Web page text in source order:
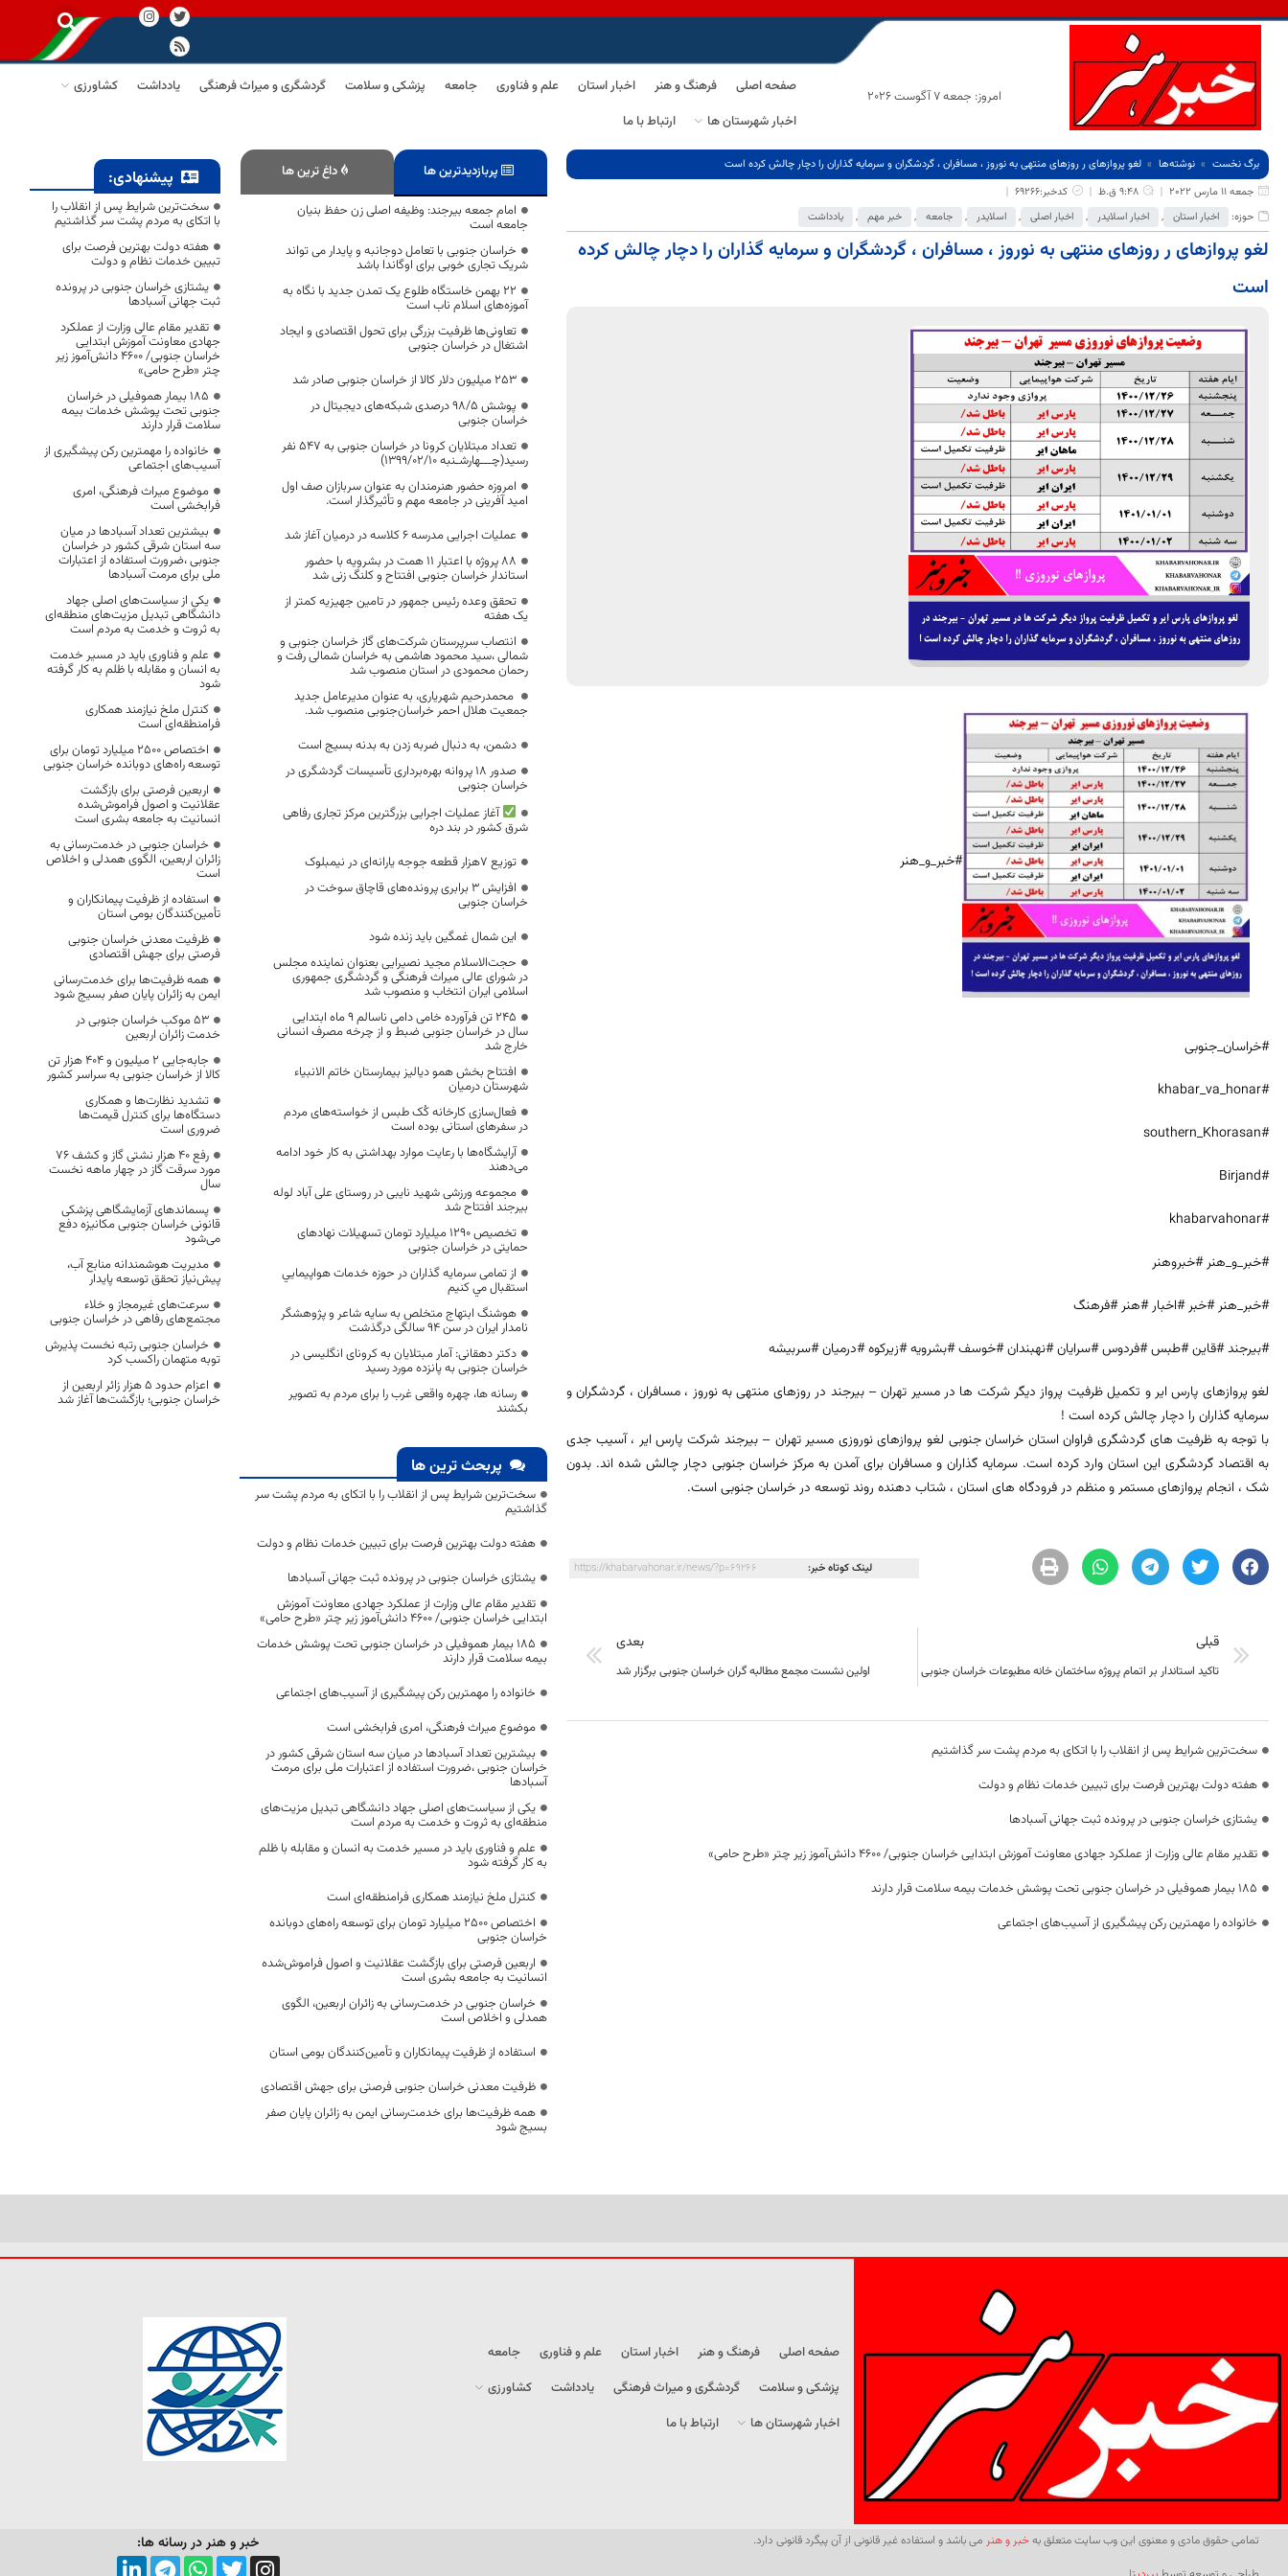
امروز: جمعه 7 آگوست 2026
صفحه اصلی فرهنگ و هنر اخبار استان علم و فناوری جامعه پزشکی و سلامت گردشگری و میراث فرهنگی یادداشت
کشاورزی
اخبار شهرستان ها
ارتباط با ما
برگ نخست نوشته‌ها
لغو پروازهای ر روزهای منتهی به نوروز ، مسافران ، گردشگران و سرمایه گذاران را دچار چالش کرده است
جمعه 11 مارس 2022
9:48 ق.ظ
کدخبر:69266
حوزه:
اخبار استان , اخبار اسلایدر , اخبار اصلی , اسلایدر , جامعه , خبر مهم , یادداشت
لغو پروازهای ر روزهای منتهی به نوروز ، مسافران ، گردشگران و سرمایه گذاران را دچار چالش کرده
است
#خبر_و_هنر
#خراسان_جنوبی
#khabar_va_honar
#southern_Khorasan
#Birjand
#khabarvahonar
#خبر_و_هنر #خبروهنر
#خبر_هنر #خبر #اخبار #هنر #فرهنگ
#بیرجند #قاین #طبس #فردوس #سرایان #نهبندان #خوسف #بشرویه #زیرکوه #درمیان #سربیشه
لغو پروازهای پارس ایر و تکمیل ظرفیت پرواز دیگر شرکت ها در مسیر تهران – بیرجند در روزهای منتهی به نوروز ، مسافران ، گردشگران و
سرمایه گذاران را دچار چالش کرده است !
با توجه به ظرفیت های گردشگری فراوان استان خراسان جنوبی لغو پروازهای نوروزی مسیر تهران – بیرجند شرکت پارس ایر ، آسیب جدی
به اقتصاد گردشگری این استان وارد کرده است. سرمایه گذاران و مسافران برای آمدن به مرکز خراسان جنوبی دچار چالش شده اند. بدون
شک ، انجام پروازهای مستمر و منظم در فرودگاه های استان ، شتاب دهنده روند توسعه در خراسان جنوبی است.
لینک کوتاه خبر: https://khabarvahonar.ir/news/?p=69266
قبلی
تاکید استاندار بر اتمام پروژه ساختمان خانه مطبوعات خراسان جنوبی
بعدی
اولین نشست مجمع مطالبه گران خراسان جنوبی برگزار شد
سخت‌ترین شرایط پس از انقلاب را با اتکای به مردم پشت سر گذاشتیم
هفته دولت بهترین فرصت برای تبیین خدمات نظام و دولت
یشتازی خراسان جنوبی در پرونده ثبت جهانی آسبادها
تقدیر مقام عالی وزارت از عملکرد جهادی معاونت آموزش ابتدایی خراسان جنوبی/ ۴۶۰۰ دانش‌آموز زیر چتر «طرح حامی»
۱۸۵ بیمار هموفیلی در خراسان جنوبی تحت پوشش خدمات بیمه سلامت قرار دارند
خانواده را مهمترین رکن پیشگیری از آسیب‌های اجتماعی
پربازدیدترین ها داغ ترین ها
امام جمعه بیرجند: وظیفه اصلی زن حفظ بنیان
جامعه است
خراسان جنوبی با تعامل دوجانبه و پایدار می تواند
شریک تجاری خوبی برای اوگاندا باشد
۲۲ بهمن خاستگاه طلوع یک تمدن جدید با نگاه به
آموزه‌های اسلام ناب است
تعاونی‌ها ظرفیت بزرگی برای تحول اقتصادی و ایجاد
اشتغال در خراسان جنوبی
۲۵۳ میلیون دلار کالا از خراسان جنوبی صادر شد
پوشش ۹۸/۵ درصدی شبکه‌های دیجیتال در
خراسان جنوبی
تعداد مبتلایان کرونا در خراسان جنوبی به 547 نفر
رسید(چـــهارشـنبه 1399/02/10)
امروزه حضور هنرمندان به عنوان سربازان صف اول
امید آفرینی در جامعه مهم و تأثیرگذار است.
عملیات اجرایی مدرسه 6 کلاسه در درمیان آغاز شد
88 پروژه با اعتبار 11 همت در بشرویه با حضور
استاندار خراسان جنوبی افتتاح و کلنگ زنی شد
تحقق وعده رئیس جمهور در تامین جهیزیه کمتر از
یک هفته
انتصاب سرپرستان شرکت‌های گاز خراسان جنوبی و
شمالی ،سید محمود هاشمی به خراسان شمالی رفت و
رحمان محمودی در استان منصوب شد
محمدرحیم شهریاری، به عنوان مدیرعامل جدید
جمعیت هلال احمر خراسان‌جنوبی منصوب شد.
دشمن، به دنبال ضربه زدن به بدنه بسیج است
صدور ۱۸ پروانه بهره‌برداری تأسیسات گردشگری در
خراسان جنوبی
آغاز عملیات اجرایی بزرگترین مرکز تجاری رفاهی
شرق کشور در بند دره
توزیع ۷هزار قطعه جوجه یارانه‌ای در نیمبلوک
افزایش ۳ برابری پرونده‌های قاچاق سوخت در
خراسان جنوبی
این شمال غمگین باید زنده شود
حجت‌الاسلام مجید نصیرایی بعنوان نماینده مجلس
در شورای عالی میراث فرهنگی و گردشگری جمهوری
اسلامی ایران انتخاب و منصوب شد
۲۴۵ تن فرآورده خامی دامی ناسالم ۹ ماه ابتدایی
سال در خراسان جنوبی ضبط و از چرخه مصرف انسانی
خارج شد
افتتاح بخش همو دیالیز بیمارستان خاتم الانبیاء
شهرستان درمیان
فعال‌سازی کارخانه کُک‌ طبس از خواسته‌های مردم
در سفرهای استانی بوده است
آرایشگاه‌ها با رعایت موارد بهداشتی به کار خود ادامه
می‌دهند
مجموعه ورزشی شهید نایبی در روستای علی آباد لوله
بیرجند افتتاح شد
تخصیص ۱۲۹۰ میلیارد تومان تسهیلات نهادهای
حمایتی در خراسان جنوبی
از تمامی سرمایه گذاران در حوزه خدمات هواپیمايي
استقبال مي کنيم
هوشنگ ابتهاج متخلص به سایه شاعر و پژوهشگر
نامدار ایران در سن ۹۴ سالگی درگذشت
دکتر دهقانی: آمار مبتلایان به کرونای انگلیسی در
خراسان جنوبی به پانزده مورد رسید
رسانه ها، چهره واقعی غرب را برای مردم به تصویر
بکشند
پربحث ترین ها
سخت‌ترین شرایط پس از انقلاب را با اتکای به مردم پشت سر
گذاشتیم
هفته دولت بهترین فرصت برای تبیین خدمات نظام و دولت
یشتازی خراسان جنوبی در پرونده ثبت جهانی آسبادها
تقدیر مقام عالی وزارت از عملکرد جهادی معاونت آموزش
ابتدایی خراسان جنوبی/ ۴۶۰۰ دانش‌آموز زیر چتر «طرح حامی»
۱۸۵ بیمار هموفیلی در خراسان جنوبی تحت پوشش خدمات
بیمه سلامت قرار دارند
خانواده را مهمترین رکن پیشگیری از آسیب‌های اجتماعی
موضوع میراث فرهنگی، امری فرابخشی است
بیشترین تعداد آسبادها در میان سه استان شرقی کشور در
خراسان جنوبی ،ضرورت استفاده از اعتبارات ملی برای مرمت
آسبادها
یکی از سیاست‌های اصلی جهاد دانشگاهی تبدیل مزیت‌های
منطقه‌ای به ثروت و خدمت به مردم است
علم و فناوری باید در مسیر خدمت به انسان و مقابله با ظلم
به کار گرفته شود
کنترل ملخ نیازمند همکاری فرامنطقه‌ای است
اختصاص 2500 میلیارد تومان برای توسعه راه‌های دوبانده
خراسان جنوبی
اربعین فرصتی برای بازگشت عقلانیت و اصول فراموش‌شده
انسانیت به جامعه بشری است
خراسان جنوبی در خدمت‌رسانی به زائران اربعین، الگوی
همدلی و اخلاص است
استفاده از ظرفیت پیمانکاران و تأمین‌کنندگان بومی استان
ظرفیت معدنی خراسان جنوبی فرصتی برای جهش اقتصادی
همه ظرفیت‌ها برای خدمت‌رسانی ایمن به زائران پایان صفر
بسیج شود
پیشنهادی:
سخت‌ترین شرایط پس از انقلاب را
با اتکای به مردم پشت سر گذاشتیم
هفته دولت بهترین فرصت برای
تبیین خدمات نظام و دولت
یشتازی خراسان جنوبی در پرونده
ثبت جهانی آسبادها
تقدیر مقام عالی وزارت از عملکرد
جهادی معاونت آموزش ابتدایی
خراسان جنوبی/ ۴۶۰۰ دانش‌آموز زیر
چتر «طرح حامی»
۱۸۵ بیمار هموفیلی در خراسان
جنوبی تحت پوشش خدمات بیمه
سلامت قرار دارند
خانواده را مهمترین رکن پیشگیری از
آسیب‌های اجتماعی
موضوع میراث فرهنگی، امری
فرابخشی است
بیشترین تعداد آسبادها در میان
سه استان شرقی کشور در خراسان
جنوبی ،ضرورت استفاده از اعتبارات
ملی برای مرمت آسبادها
یکی از سیاست‌های اصلی جهاد
دانشگاهی تبدیل مزیت‌های منطقه‌ای
به ثروت و خدمت به مردم است
علم و فناوری باید در مسیر خدمت
به انسان و مقابله با ظلم به کار گرفته
شود
کنترل ملخ نیازمند همکاری
فرامنطقه‌ای است
اختصاص 2500 میلیارد تومان برای
توسعه راه‌های دوبانده خراسان جنوبی
اربعین فرصتی برای بازگشت
عقلانیت و اصول فراموش‌شده
انسانیت به جامعه بشری است
خراسان جنوبی در خدمت‌رسانی به
زائران اربعین، الگوی همدلی و اخلاص
است
استفاده از ظرفیت پیمانکاران و
تأمین‌کنندگان بومی استان
ظرفیت معدنی خراسان جنوبی
فرصتی برای جهش اقتصادی
همه ظرفیت‌ها برای خدمت‌رسانی
ایمن به زائران پایان صفر بسیج شود
53 موکب خراسان جنوبی در
خدمت زائران اربعین
جابه‌جایی 2 میلیون و 404 هزار تن
کالا از خراسان جنوبی به سراسر کشور
تشدید نظارت‌ها و همکاری
دستگاه‌ها برای کنترل قیمت‌ها
ضروری است
رفع 40 هزار نشتی گاز و کشف 76
مورد سرقت گاز در چهار ماهه نخست
سال
پسماندهای آزمایشگاهی پزشکی
قانونی خراسان جنوبی مکانیزه دفع
می‌شود
مدیریت هوشمندانه منابع آب،
پیش‌نیاز تحقق توسعه پایدار
سرعت‌های غیرمجاز و خلاء
مجتمع‌های رفاهی در خراسان جنوبی
خراسان جنوبی رتبه نخست پذیرش
توبه متهمان راکسب کرد
اعزام حدود 5 هزار زائر اربعین از
خراسان جنوبی؛ بازگشت‌ها آغاز شد
صفحه اصلی فرهنگ و هنر اخبار استان علم و فناوری
جامعه
پزشکی و سلامت
گردشگری و میراث فرهنگی یادداشت
کشاورزی
اخبار شهرستان ها
ارتباط با ما
تمامی حقوق مادی و معنوی این وب سایت متعلق بهخبر و هنر می باشد و استفاده غیر قانونی از آن پیگرد قانونی دارد.
خبر و هنر در رسانه ها: